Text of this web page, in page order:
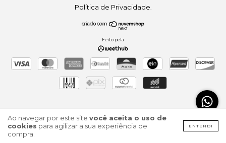
Ao navegar por este site você aceita o uso de
cookies para agilizar a sua experiência de
compra.
ENTENDI
Política de Privacidade
Feito pela